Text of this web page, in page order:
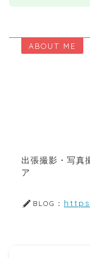
ABOUT ME
出張撮影・写真
ア
BLOG：